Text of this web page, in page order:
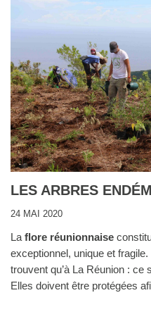
LES ARBRES
24 MAI 2020
La flore réunionnaise
exceptionnel, unique et
trouvent qu’à La Réunion : ce
Elles doivent être protégées